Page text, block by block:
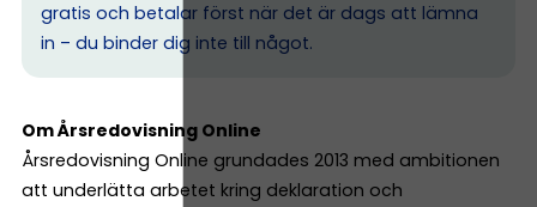
gratis och betalar först när det är dags att lämna
in – du binder dig inte till något.
Om Årsredovisning Online
Årsredovisning Online grundades 2013 med ambitionen
att underlätta arbetet kring deklaration och